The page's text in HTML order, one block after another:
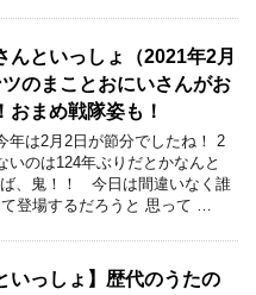
んといっしょ（2021年2月
のまことおにいさんがお
おまめ戦隊姿も！
は2月2日が節分でしたね！ 2
いのは124年ぶりだとかなんと
、鬼！！ 今日は間違いなく誰
登場するだろうと 思って …
いっしょ】歴代のうたの